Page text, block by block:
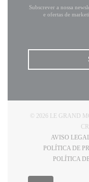
Subscrever a nossa
e ofertas de
© 2026 LE GRAND
AVISO
POLÍTICA DE
POLÍTICA